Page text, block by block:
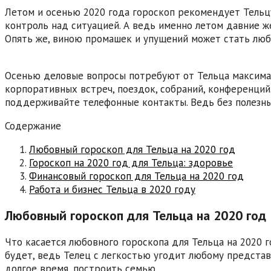
Летом и осенью 2020 года гороскоп рекомендует
контроль над ситуацией. А ведь именно летом давние
Опять же, виною промашек и упущений может стать
Осенью деловые вопросы потребуют от Тельца
корпоративных встреч, поездок, собраний,
поддерживайте телефонные контакты. Ведь без
Содержание
Любовный гороскоп для Тельца на 2020 год
Гороскоп на 2020 год для Тельца: здоровье
Финансовый гороскоп для Тельца на 2020 год
Работа и бизнес Тельца в 2020 году
Любовный гороскоп для Тельца на 2020 год
Что касается любовного гороскопа для Тельца на
будет, ведь Телец с легкостью угодит любому
долгое время, построить семью.